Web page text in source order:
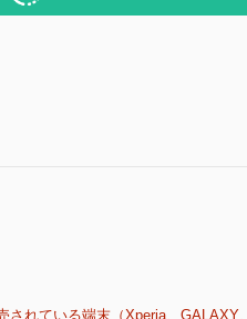
れている端末（Xperia、GALAXY、